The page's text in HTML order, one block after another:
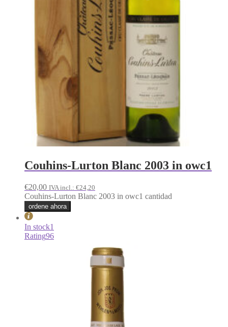
Couhins-Lurton Blanc 2003 in owc1
€20,00 IVA incl.: €24,20
Couhins-Lurton Blanc 2003 in owc1 cantidad
ordene ahora
In stock1
Rating96